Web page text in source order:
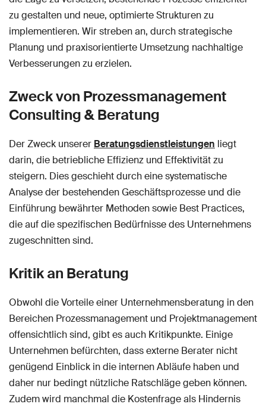
zu gestalten und neue, optimierte Strukturen zu
implementieren. Wir streben an, durch strategische
Planung und praxisorientierte Umsetzung nachhaltige
Verbesserungen zu erzielen.
Zweck von Prozessmanagement
Consulting & Beratung
Der Zweck unserer Beratungsdienstleistungen liegt
darin, die betriebliche Effizienz und Effektivität zu
steigern. Dies geschieht durch eine systematische
Analyse der bestehenden Geschäftsprozesse und die
Einführung bewährter Methoden sowie Best Practices,
die auf die spezifischen Bedürfnisse des Unternehmens
zugeschnitten sind.
Kritik an Beratung
Obwohl die Vorteile einer Unternehmensberatung in den
Bereichen Prozessmanagement und Projektmanagement
offensichtlich sind, gibt es auch Kritikpunkte. Einige
Unternehmen befürchten, dass externe Berater nicht
genügend Einblick in die internen Abläufe haben und
daher nur bedingt nützliche Ratschläge geben können.
Zudem wird manchmal die Kostenfrage als Hindernis